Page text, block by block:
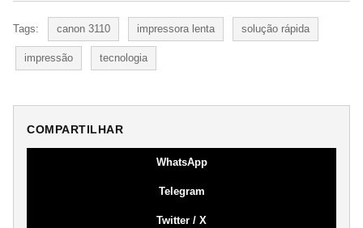
Tags: canon 3110 impressora lenta solução rápida
impressão tecnologia
COMPARTILHAR
WhatsApp
Telegram
Twitter / X